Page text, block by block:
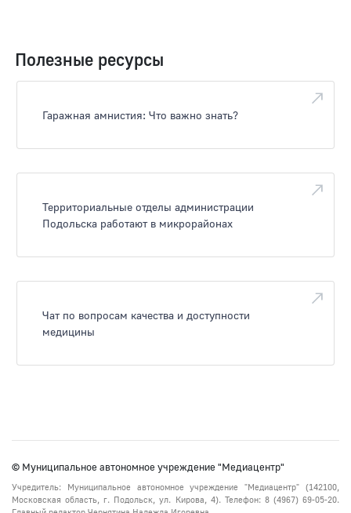
Полезные ресурсы
Гаражная амнистия: Что важно знать?
Территориальные отделы администрации
Подольска работают в микрорайонах
Чат по вопросам качества и доступности
медицины
© Муниципальное автономное учреждение "Медиацентр"
Учредитель: Муниципальное автономное учреждение "Медиацентр" (142100,
Московская область, г. Подольск, ул. Кирова, 4). Телефон: 8 (4967) 69-05-20.